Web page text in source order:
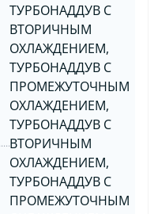
ТУРБОНАДДУВ С
ВТОРИЧНЫМ
ОХЛАЖДЕНИЕМ,
ТУРБОНАДДУВ С
ПРОМЕЖУТОЧНЫМ
ОХЛАЖДЕНИЕМ,
ТУРБОНАДДУВ С
ВТОРИЧНЫМ
ОХЛАЖДЕНИЕМ,
ТУРБОНАДДУВ С
ПРОМЕЖУТОЧНЫМ